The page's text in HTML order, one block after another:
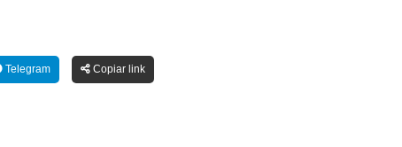
Telegram Copiar link